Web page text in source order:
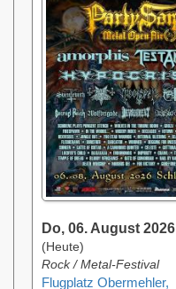
Do, 06. August 2026
(Heute)
Rock / Metal-Festival
Flugplatz Obermehler,